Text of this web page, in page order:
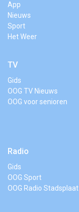
App
Nieuws
Sport
Het Weer
TV
Gids
OOG TV Nieuws
OOG voor senioren
Radio
Gids
OOG Sport
OOG Radio Stadsplaat